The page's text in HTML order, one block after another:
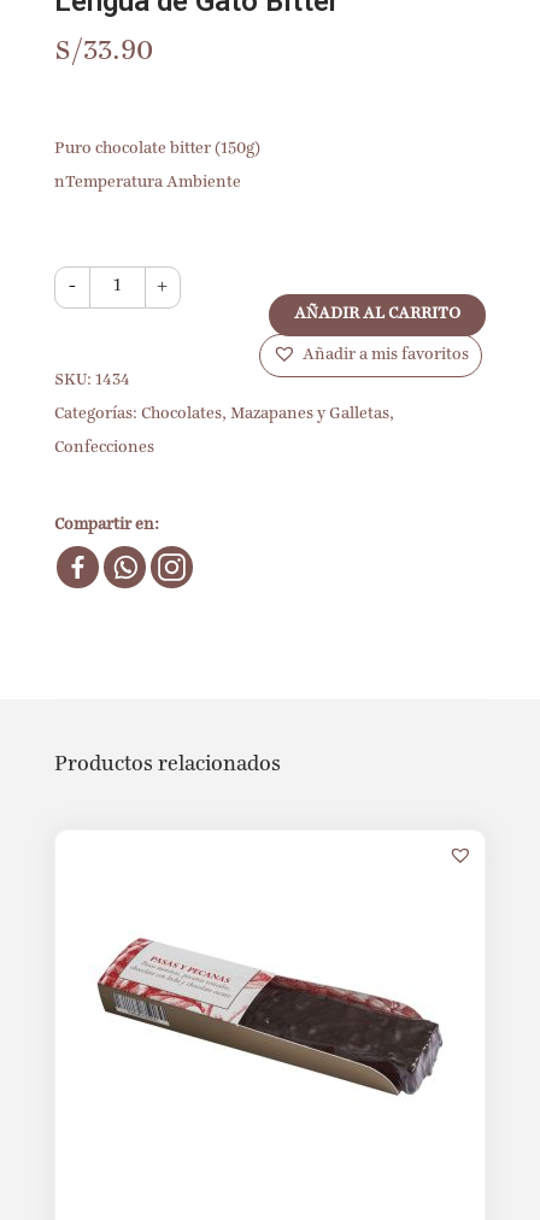
S/33.90
Puro chocolate bitter (150g)
nTemperatura Ambiente
- +
AÑADIR AL CARRITO
Añadir a mis favoritos
SKU: 1434
Categorías: Chocolates, Mazapanes y Galletas,
Confecciones
Compartir en:
Productos relacionados